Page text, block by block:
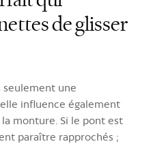
de glisser
seulement une
influence également
monture. Si le pont est
paraître rapprochés ;